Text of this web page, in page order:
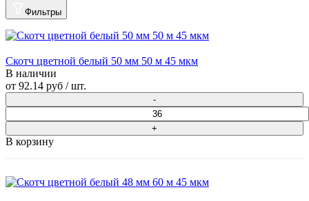
Фильтры
Скотч цветной белый 50 мм 50 м 45 мкм
В наличии
от 92.14 руб / шт.
В корзину